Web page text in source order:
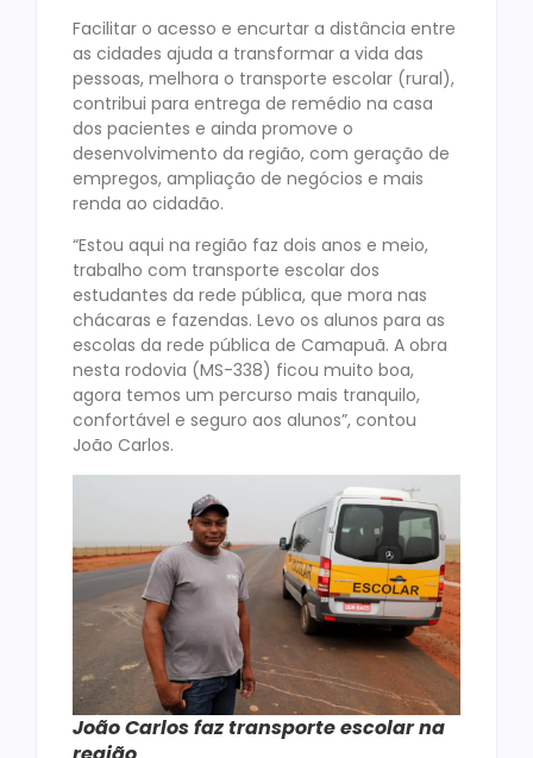
Facilitar o acesso e encurtar a distância entre
as cidades ajuda a transformar a vida das
pessoas, melhora o transporte escolar (rural),
contribui para entrega de remédio na casa
dos pacientes e ainda promove o
desenvolvimento da região, com geração de
empregos, ampliação de negócios e mais
renda ao cidadão.
“Estou aqui na região faz dois anos e meio,
trabalho com transporte escolar dos
estudantes da rede pública, que mora nas
chácaras e fazendas. Levo os alunos para as
escolas da rede pública de Camapuã. A obra
nesta rodovia (MS-338) ficou muito boa,
agora temos um percurso mais tranquilo,
confortável e seguro aos alunos”, contou
João Carlos.
João Carlos faz transporte escolar na